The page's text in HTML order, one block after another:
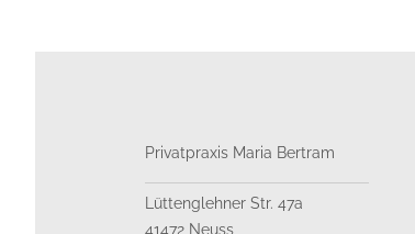
Privatpraxis Maria Bertram
Lüttenglehner Str. 47a
41472 Neuss